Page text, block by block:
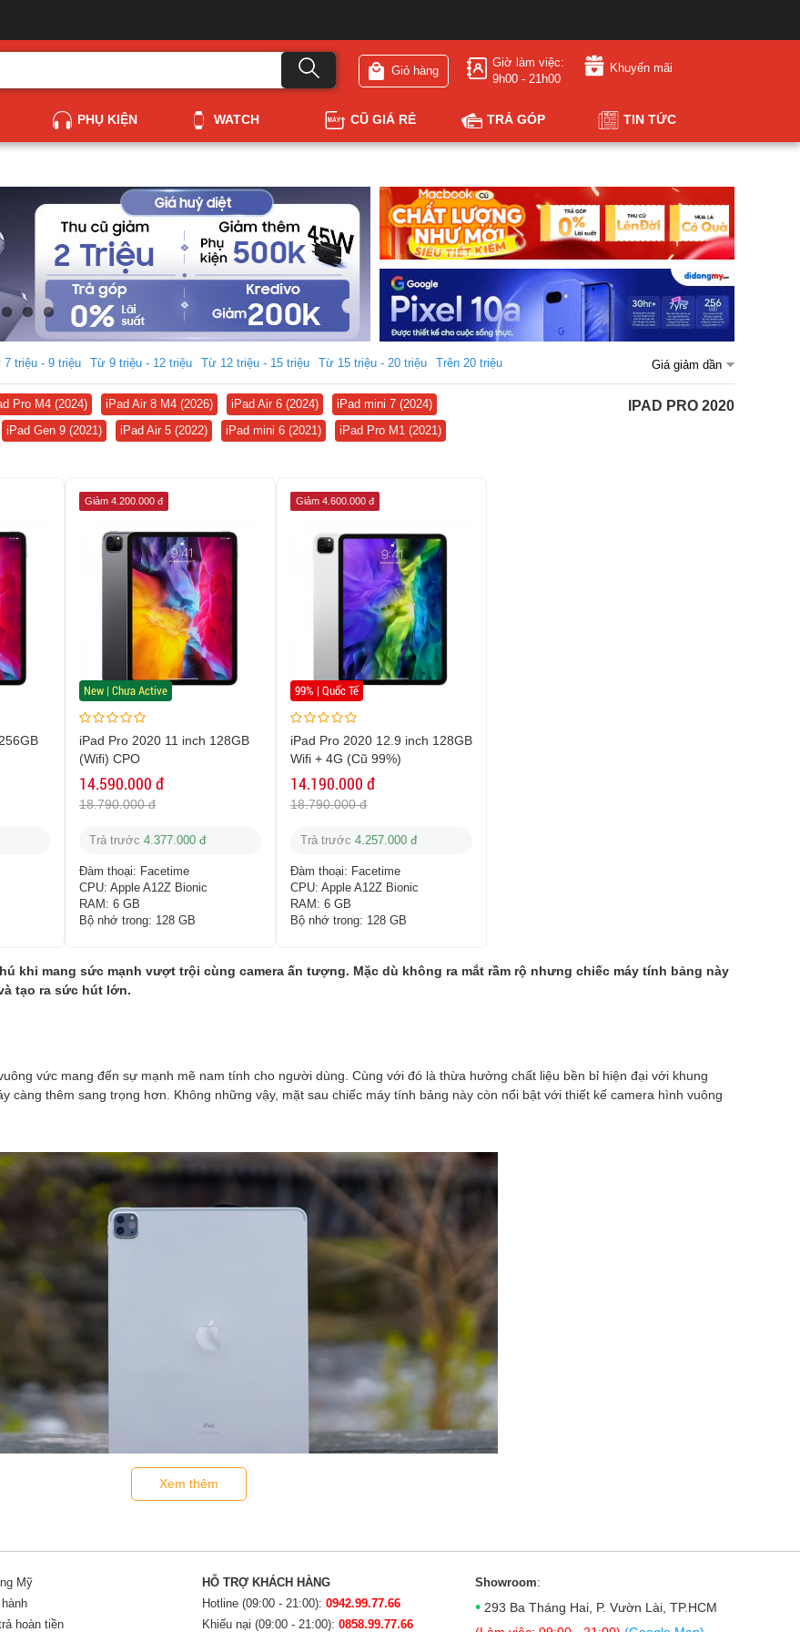
Giỏ hàng
Giờ làm việc:
9h00 - 21h00
Khuyến mãi
PHỤ KIỆN WATCH CŨ GIÁ RẺ TRẢ GÓP TIN TỨC
7 triệu - 9 triệu Từ 9 triệu - 12 triệu Từ 12 triệu - 15 triệu Từ 15 triệu - 20 triệu Trên 20 triệu Giá giảm dần
Pro M4 (2024) iPad Air 8 M4 (2026) iPad Air 6 (2024)
iPad mini 7 (2024)
iPad Gen 9 (2021) iPad Air 5 (2022) iPad mini 6 (2021)
iPad Pro M1 (2021)
IPAD PRO 2020
New | Chưa Active
Giảm 4.200.000 đ
iPad Pro 2020 11 inch 128GB
(Wifi) CPO
14.590.000 đ
18.790.000 đ
Trả trước 4.377.000 đ
Đàm thoại: Facetime
CPU: Apple A12Z Bionic
RAM: 6 GB
Bộ nhớ trong: 128 GB
99% | Quốc Tế
Giảm 4.600.000 đ
iPad Pro 2020 12.9 inch 128GB
Wifi + 4G (Cũ 99%)
14.190.000 đ
18.790.000 đ
Trả trước 4.257.000 đ
Đàm thoại: Facetime
CPU: Apple A12Z Bionic
RAM: 6 GB
Bộ nhớ trong: 128 GB
khi mang sức mạnh vượt trội cùng camera ấn tượng. Mặc dù không ra mắt rầm rộ nhưng chiếc máy tính bảng này
tạo ra sức hút lớn.
vức mang đến sự mạnh mẽ nam tính cho người dùng. Cùng với đó là thừa hưởng chất liệu bền bỉ hiện đại với khung
càng thêm sang trọng hơn. Không những vậy, mặt sau chiếc máy tính bảng này còn nổi bật với thiết kế camera hình vuông
mỉ và khiến người dùng hài lòng.
Xem thêm
Mỹ
hoàn tiền
HỖ TRỢ KHÁCH HÀNG
Hotline (09:00 - 21:00): 0942.99.77.66
Khiếu nại (09:00 - 21:00): 0858.99.77.66
Showroom:
• 293 Ba Tháng Hai, P. Vườn Lài, TP.HCM